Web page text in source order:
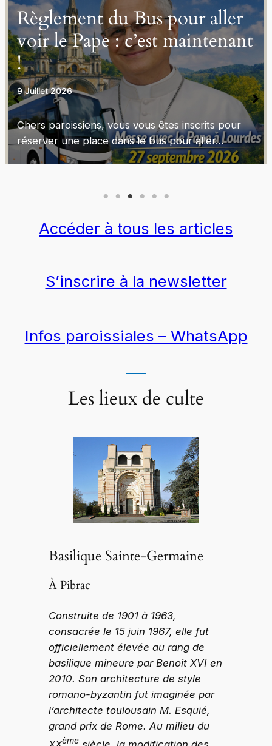
Règlement du Bus pour aller
voir le Pape : c’est maintenant
!
9 Juillet 2026
Chers paroissiens, vous vous êtes inscrits pour
réserver une place dans le bus pour aller…
Accéder à tous les articles
S’inscrire à la newsletter
Infos paroissiales – WhatsApp
Les lieux de culte
Basilique Sainte-Germaine
À Pibrac
Construite de 1901 à 1963,
consacrée le 15 juin 1967, elle fut
officiellement élevée au rang de
basilique mineure par Benoit XVI en
2010. Son architecture de style
romano-byzantin fut imaginée par
l’architecte toulousain M. Esquié,
grand prix de Rome. Au milieu du
ème